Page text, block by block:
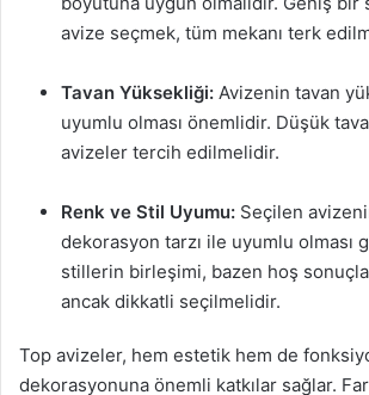
avize seçmek, tüm mekanı terk
Tavan Yüksekliği: Avizenin tavan
uyumlu olması önemlidir. Düşük
avizeler tercih edilmelidir.
Renk ve Stil Uyumu: Seçilen
dekorasyon tarzı ile uyumlu olması
stillerin birleşimi, bazen hoş
ancak dikkatli seçilmelidir.
Top avizeler, hem estetik hem de
dekorasyonuna önemli katkılar sağlar.